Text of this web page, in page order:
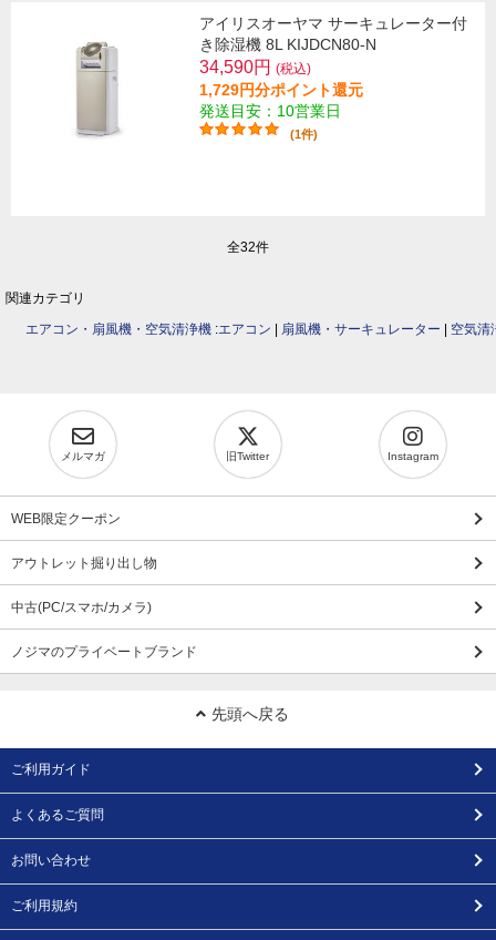
アイリスオーヤマ サーキュレーター付
き除湿機 8L KIJDCN80-N
34,590円 (税込)
1,729円分ポイント還元
発送目安：10営業日
(1件)
全32件
関連カテゴリ
エアコン・扇風機・空気清浄機 :エアコン 扇風機・サーキュレーター 空気清
メルマガ 旧Twitter Instagram
WEB限定クーポン
アウトレット掘り出し物
中古(PC/スマホ/カメラ)
ノジマのプライベートブランド
先頭へ戻る
ご利用ガイド
よくあるご質問
お問い合わせ
ご利用規約